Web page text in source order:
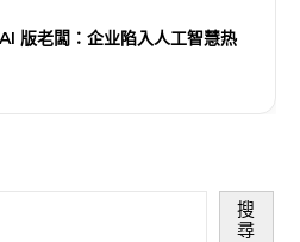
版老闆：企业陷入人工智慧热
搜
尋